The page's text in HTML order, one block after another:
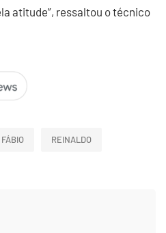
atitude”, ressaltou o técnico
FÁBIO REINALDO